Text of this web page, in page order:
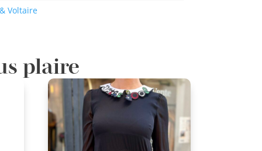
Voltaire
plaire